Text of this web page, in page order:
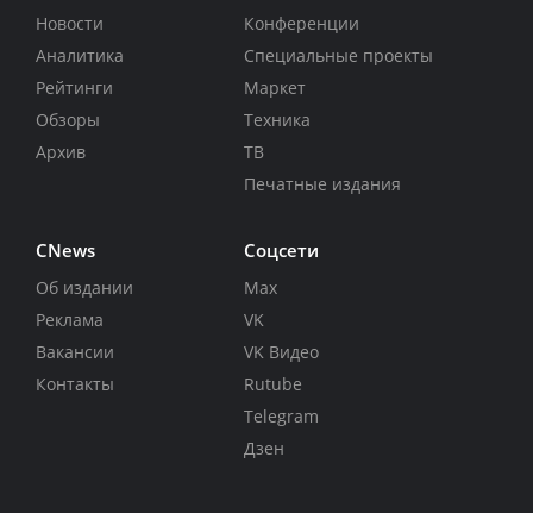
Новости
Аналитика
Рейтинги
Обзоры
Архив
Конференции
Специальные проекты
Маркет
Техника
ТВ
Печатные издания
CNews
Об издании
Реклама
Вакансии
Контакты
Соцсети
Max
VK
VK Видео
Rutube
Telegram
Дзен